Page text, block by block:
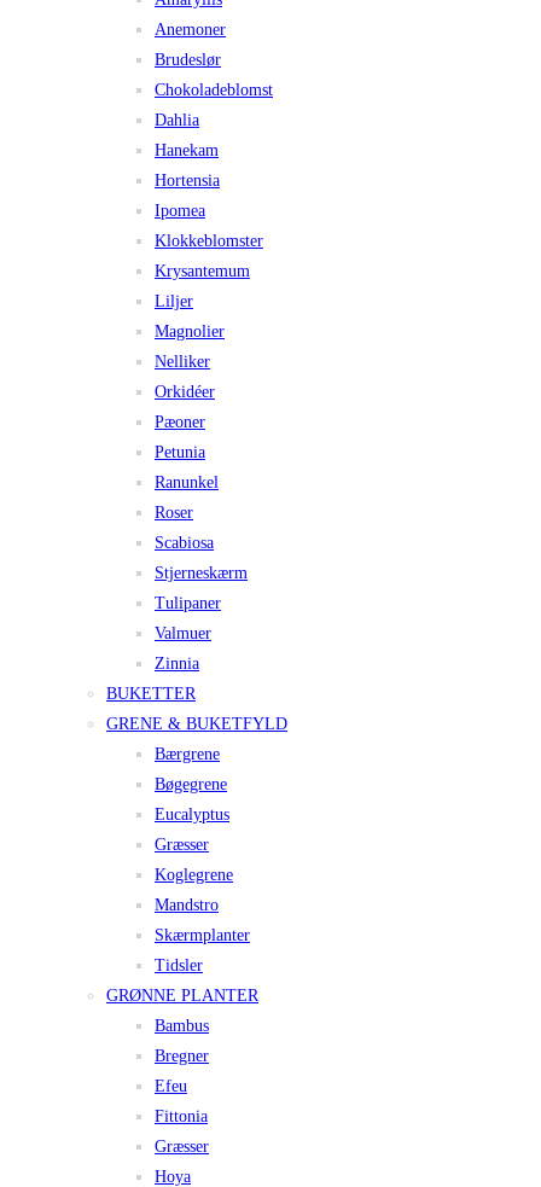
Anemoner
Brudeslør
Chokoladeblomst
Dahlia
Hanekam
Hortensia
Ipomea
Klokkeblomster
Krysantemum
Liljer
Magnolier
Nelliker
Orkidéer
Pæoner
Petunia
Ranunkel
Roser
Scabiosa
Stjerneskærm
Tulipaner
Valmuer
Zinnia
BUKETTER
GRENE & BUKETFYLD
Bærgrene
Bøgegrene
Eucalyptus
Græsser
Koglegrene
Mandstro
Skærmplanter
Tidsler
GRØNNE PLANTER
Bambus
Bregner
Efeu
Fittonia
Græsser
Hoya